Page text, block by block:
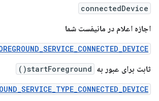
connectedDevice
اجازه اعلام در مانیفست شما
ثابت برای عبور به startForeground()